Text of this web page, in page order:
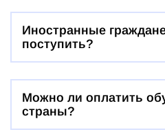
Иностранные
поступить?
Можно ли оплатить
страны?